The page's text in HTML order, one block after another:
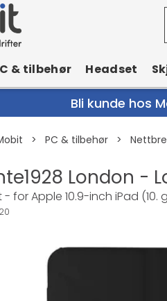
& tilbehør Headset
Bli kunde hos
> PC & tilbehør >
London -
for Apple 10.9-inch iPad (10.